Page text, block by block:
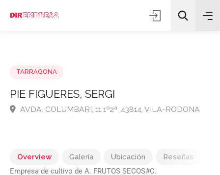
PIE FIGUERES, SERGI
Overview Galería Ubicación
Reseñas
Empresa de cultivo de A. FRUTOS SECOS#C.